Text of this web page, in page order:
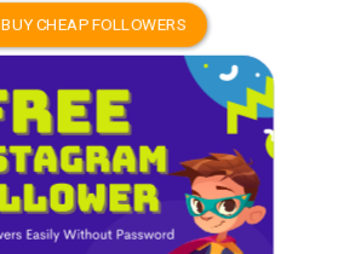
BUY CHEAP FOLLOWERS